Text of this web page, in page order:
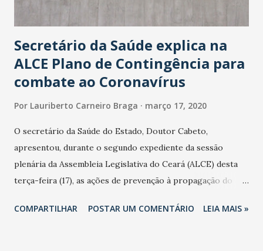
Secretário da Saúde explica na
ALCE Plano de Contingência para
combate ao Coronavírus
Por Lauriberto Carneiro Braga março 17, 2020
O secretário da Saúde do Estado, Doutor Cabeto,
apresentou, durante o segundo expediente da sessão
plenária da Assembleia Legislativa do Ceará (ALCE) desta
terça-feira (17), as ações de prevenção à propagação do
adotadas pelo Governo do Estado na contenção da
COMPARTILHAR POSTAR UM COMENTÁRIO LEIA MAIS »